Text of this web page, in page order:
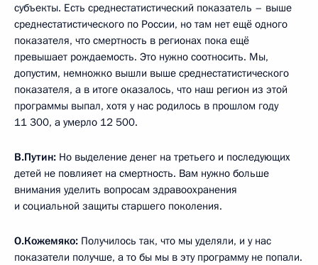
субъекты. Есть среднестатистический показатель – выше
среднестатистического по России, но там нет ещё одного
показателя, что смертность в регионах пока ещё
превышает рождаемость. Это нужно соотносить. Мы,
допустим, немножко вышли выше среднестатистического
показателя, а в итоге оказалось, что наш регион из этой
программы выпал, хотя у нас родилось в прошлом году
11 300, а умерло 12 500.
В.Путин: Но выделение денег на третьего и последующих
детей не повлияет на смертность. Вам нужно больше
внимания уделить вопросам здравоохранения
и социальной защиты старшего поколения.
О.Кожемяко: Получилось так, что мы уделяли, и у нас
показатели получше, а то бы мы в эту программу не попали.